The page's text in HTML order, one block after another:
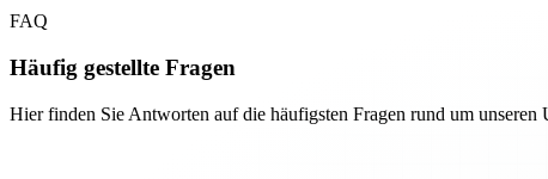
FAQ
Häufig gestellte Fragen
Hier finden Sie Antworten auf die häufigsten Fragen rund um unseren